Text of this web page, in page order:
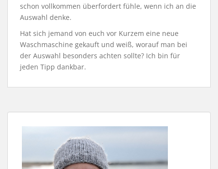
schon vollkommen überfordert fühle, wenn ich an die
Auswahl denke.
Hat sich jemand von euch vor Kurzem eine neue
Waschmaschine gekauft und weiß, worauf man bei
der Auswahl besonders achten sollte? Ich bin für
jeden Tipp dankbar.